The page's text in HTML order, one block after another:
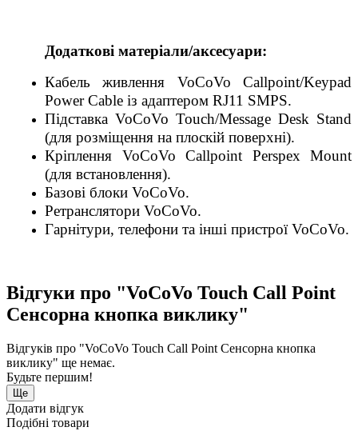
Додаткові матеріали/аксесуари:
Кабель живлення VoCoVo Callpoint/Keypad
Power Cable із адаптером RJ11 SMPS.
Підставка VoCoVo Touch/Message Desk Stand
(для розміщення на плоскій поверхні).
Кріплення VoCoVo Callpoint Perspex Mount
(для встановлення).
Базові блоки VoCoVo.
Ретранслятори VoCoVo.
Гарнітури, телефони та інші пристрої VoCoVo.
Відгуки про "VoCoVo Touch Call Point
Сенсорна кнопка виклику"
Відгуків про "VoCoVo Touch Call Point Сенсорна кнопка
виклику" ще немає.
Будьте першим!
Ще
Додати відгук
Подібні товари